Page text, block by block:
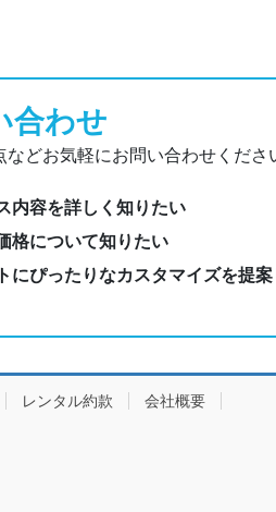
合わせ
などお気軽にお問い合わせくださ
内容を詳しく知りたい
格について知りたい
にぴったりなカスタマイズを提
レンタル約款 会社概要